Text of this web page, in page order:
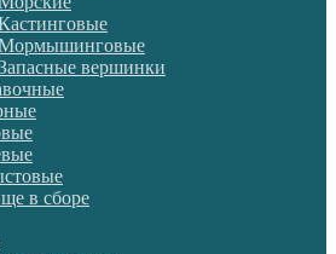
вершинки
в сборе